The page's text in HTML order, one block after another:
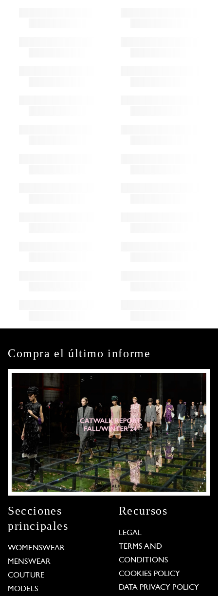
Compra el último informe
Secciones
principales
WOMENSWEAR
MENSWEAR
COUTURE
MODELS
Recursos
LEGAL
TERMS AND
CONDITIONS
COOKIES POLICY
DATA PRIVACY POLICY